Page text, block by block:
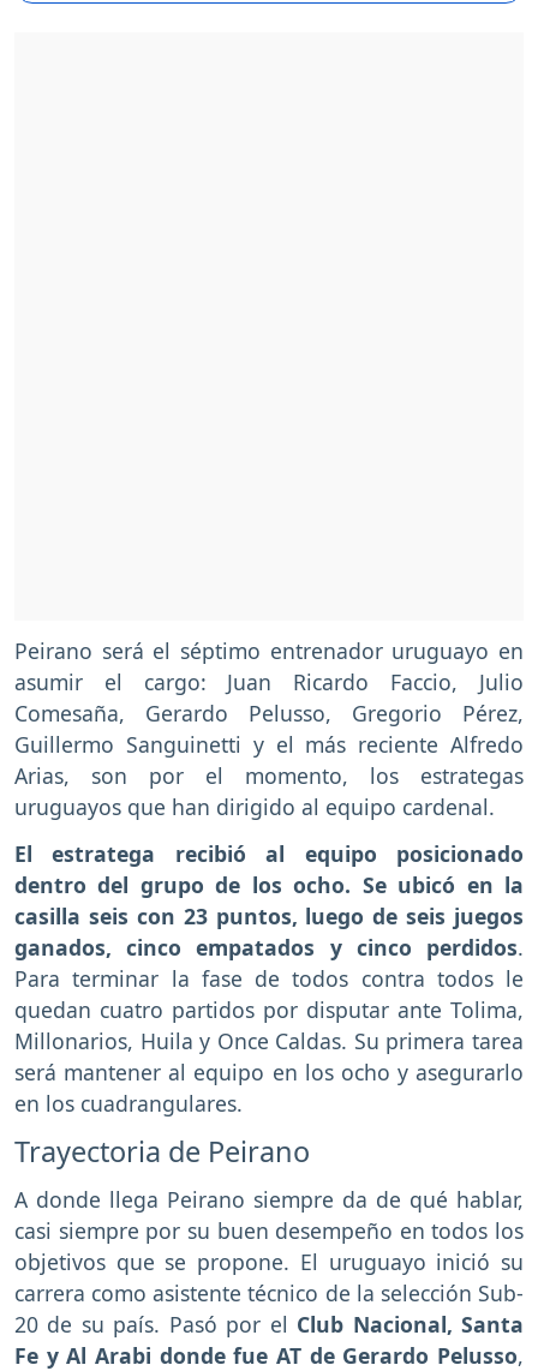
Peirano será el séptimo entrenador uruguayo en
asumir el cargo: Juan Ricardo Faccio, Julio
Comesaña, Gerardo Pelusso, Gregorio Pérez,
Guillermo Sanguinetti y el más reciente Alfredo
Arias, son por el momento, los estrategas
uruguayos que han dirigido al equipo cardenal.
El estratega recibió al equipo posicionado
dentro del grupo de los ocho. Se ubicó en la
casilla seis con 23 puntos, luego de seis juegos
ganados, cinco empatados y cinco perdidos.
Para terminar la fase de todos contra todos le
quedan cuatro partidos por disputar ante Tolima,
Millonarios, Huila y Once Caldas. Su primera tarea
será mantener al equipo en los ocho y asegurarlo
en los cuadrangulares.
Trayectoria de Peirano
A donde llega Peirano siempre da de qué hablar,
casi siempre por su buen desempeño en todos los
objetivos que se propone. El uruguayo inició su
carrera como asistente técnico de la selección Sub-
20 de su país. Pasó por el Club Nacional, Santa
Fe y Al Arabi donde fue AT de Gerardo Pelusso,